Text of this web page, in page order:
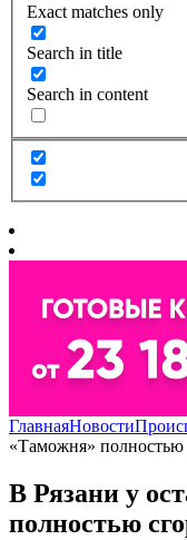
Exact matches only
Search in title
Search in content
ГлавнаяНовости
«Таможня» полностью
В Рязани у
полностью